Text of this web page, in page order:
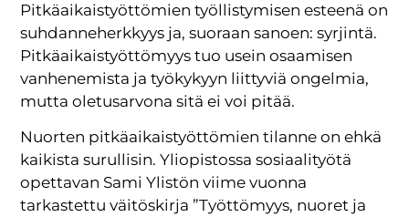
Pitkäaikaistyöttömien työllistymisen esteenä on
suhdanneherkkyys ja, suoraan sanoen: syrjintä.
Pitkäaikaistyöttömyys tuo usein osaamisen
vanhenemista ja työkykyyn liittyviä ongelmia,
mutta oletusarvona sitä ei voi pitää.
Nuorten pitkäaikaistyöttömien tilanne on ehkä
kaikista surullisin. Yliopistossa sosiaalityötä
opettavan Sami Ylistön viime vuonna
tarkastettu väitöskirja ”Työttömyys, nuoret ja